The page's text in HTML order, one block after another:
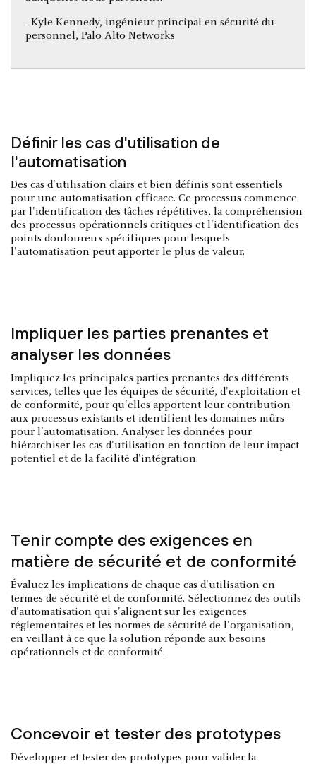
- Kyle Kennedy, ingénieur principal en sécurité du
personnel, Palo Alto Networks
Définir les cas d'utilisation de
l'automatisation
Des cas d'utilisation clairs et bien définis sont essentiels
pour une automatisation efficace. Ce processus commence
par l'identification des tâches répétitives, la compréhension
des processus opérationnels critiques et l'identification des
points douloureux spécifiques pour lesquels
l'automatisation peut apporter le plus de valeur.
Impliquer les parties prenantes et
analyser les données
Impliquez les principales parties prenantes des différents
services, telles que les équipes de sécurité, d'exploitation et
de conformité, pour qu'elles apportent leur contribution
aux processus existants et identifient les domaines mûrs
pour l'automatisation. Analyser les données pour
hiérarchiser les cas d'utilisation en fonction de leur impact
potentiel et de la facilité d'intégration.
Tenir compte des exigences en
matière de sécurité et de conformité
Évaluez les implications de chaque cas d'utilisation en
termes de sécurité et de conformité. Sélectionnez des outils
d'automatisation qui s'alignent sur les exigences
réglementaires et les normes de sécurité de l'organisation,
en veillant à ce que la solution réponde aux besoins
opérationnels et de conformité.
Concevoir et tester des prototypes
Développer et tester des prototypes pour valider la